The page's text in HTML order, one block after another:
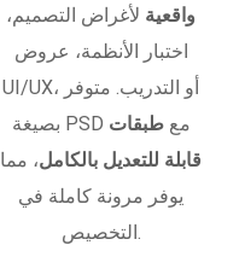
واقعية لأغراض التصميم،
اختبار الأنظمة، عروض
UI/UX، أو التدريب. متوفر
بصيغة PSD معطبقات
قابلة للتعديل بالكامل، مما
يوفر مرونة كاملة في
التخصيص.